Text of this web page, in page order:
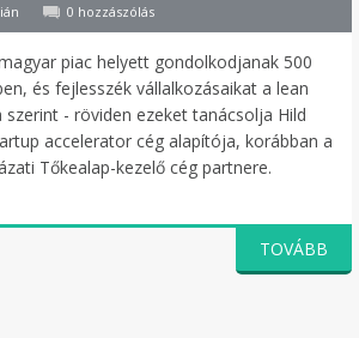
0 hozzászólás
piac helyett gondolkodjanak 500
és fejlesszék vállalkozásaikat a lean
- röviden ezeket tanácsolja Hild
accelerator cég alapítója, korábban a
Tőkealap-kezelő cég partnere.
TOVÁBB